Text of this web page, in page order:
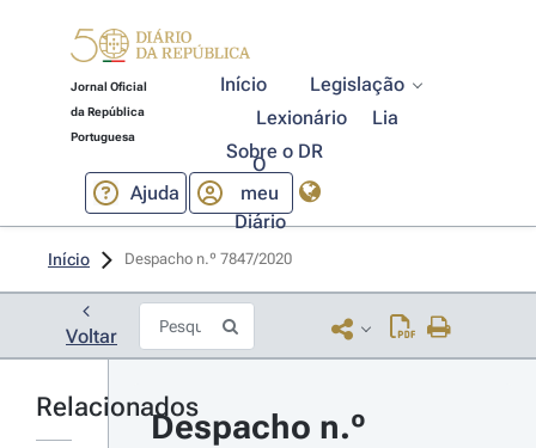
Jornal Oficial
da República
Portuguesa
Início
Legislação
Lexionário
Lia
Sobre o DR
Ajuda
O
meu
Diário
Início Despacho n.º 7847/2020
Voltar
Relacionados
Despacho n.º